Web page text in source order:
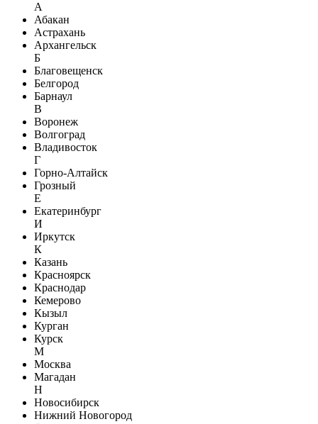
А
Абакан
Астрахань
Архангельск
Б
Благовещенск
Белгород
Барнаул
В
Воронеж
Волгоград
Владивосток
Г
Горно-Алтайск
Грозный
Е
Екатеринбург
И
Иркутск
К
Казань
Красноярск
Краснодар
Кемерово
Кызыл
Курган
Курск
М
Москва
Магадан
Н
Новосибирск
Нижний Новогород